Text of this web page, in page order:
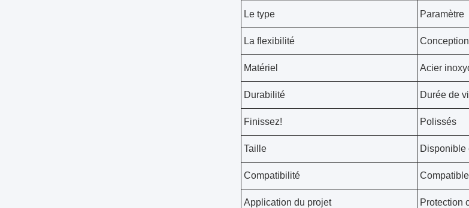
Le type Paramètre
La flexibilité
Matériel Acier
Durabilité Durée de
Finissez! Polissés
Taille Disponible
Compatibilité
Application du projet Protection